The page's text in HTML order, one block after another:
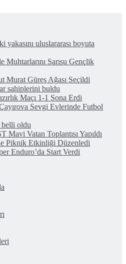
uluslararası boyuta
Muhtarlarını Sarısu Gençlik
Murat Güreş Ağası Seçildi
sahiplerini buldu
Maçı 1-1 Sona Erdi
Sevgi Evlerinde Futbol
belli oldu
Vatan Toplantısı Yapıldı
Piknik Etkinliği Düzenledi
Enduro’da Start Verdi